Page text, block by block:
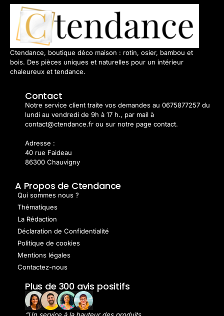
Ctendance, boutique déco maison : rotin, osier, bambou et
bois. Des pièces uniques et naturelles pour un intérieur
chaleureux et tendance.
Contact
Notre service client traite vos demandes au 0675877257 du
lundi au vendredi de 9h à 17 h., par mail à
contact@ctendance.fr ou sur notre page contact.
Adresse :
40 rue Faideau
86300 Chauvigny
A Propos de Ctendance
Qui sommes nous ?
Thématiques
La Rédaction
Déclaration de Confidentialité
Politique de cookies
Mentions légales
Contactez-nous
Plus de 300 avis positifs